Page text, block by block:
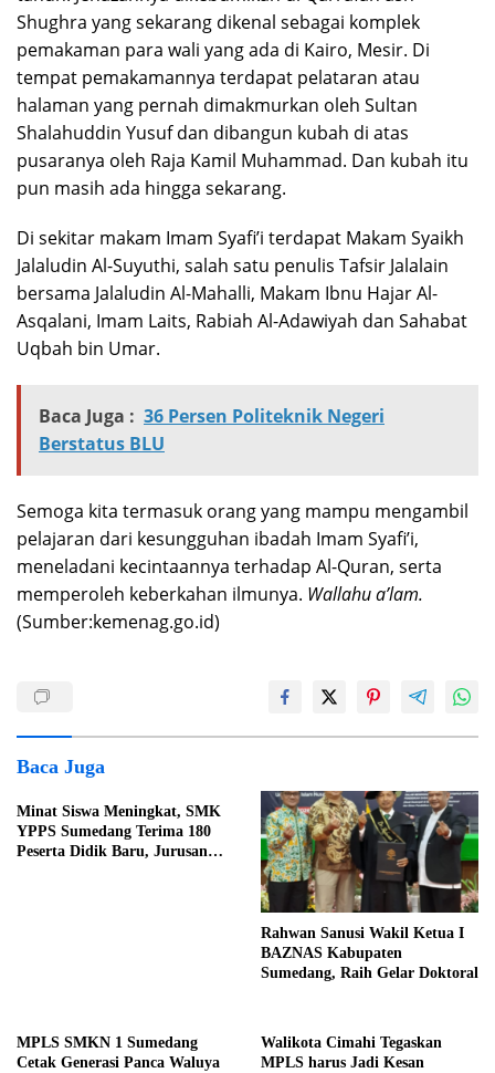
Shughra yang sekarang dikenal sebagai komplek
pemakaman para wali yang ada di Kairo, Mesir. Di
tempat pemakamannya terdapat pelataran atau
halaman yang pernah dimakmurkan oleh Sultan
Shalahuddin Yusuf dan dibangun kubah di atas
pusaranya oleh Raja Kamil Muhammad. Dan kubah itu
pun masih ada hingga sekarang.
Di sekitar makam Imam Syafi’i terdapat Makam Syaikh
Jalaludin Al-Suyuthi, salah satu penulis Tafsir Jalalain
bersama Jalaludin Al-Mahalli, Makam Ibnu Hajar Al-
Asqalani, Imam Laits, Rabiah Al-Adawiyah dan Sahabat
Uqbah bin Umar.
Baca Juga : 36 Persen Politeknik Negeri
Berstatus BLU
Semoga kita termasuk orang yang mampu mengambil
pelajaran dari kesungguhan ibadah Imam Syafi’i,
meneladani kecintaannya terhadap Al-Quran, serta
memperoleh keberkahan ilmunya. Wallahu a’lam.
(Sumber:kemenag.go.id)
Baca Juga
Minat Siswa Meningkat, SMK
YPPS Sumedang Terima 180
Peserta Didik Baru, Jurusan
Rahwan Sanusi Wakil Ketua I
BAZNAS Kabupaten
Sumedang, Raih Gelar Doktoral
MPLS SMKN 1 Sumedang
Cetak Generasi Panca Waluya
Walikota Cimahi Tegaskan
MPLS harus Jadi Kesan